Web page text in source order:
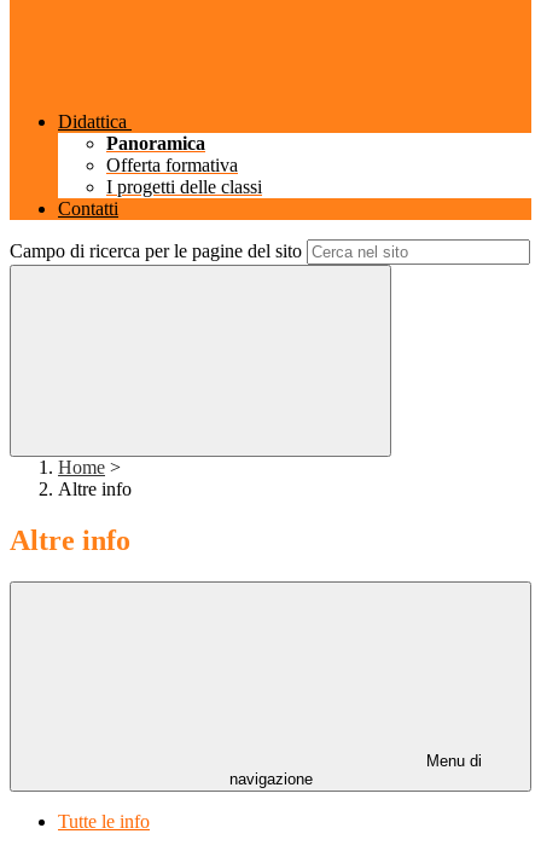
Didattica
Panoramica
Offerta formativa
I progetti delle classi
Contatti
Campo di ricerca per le pagine del sito
Home >
Altre info
Altre info
Menu di
navigazione
Tutte le info